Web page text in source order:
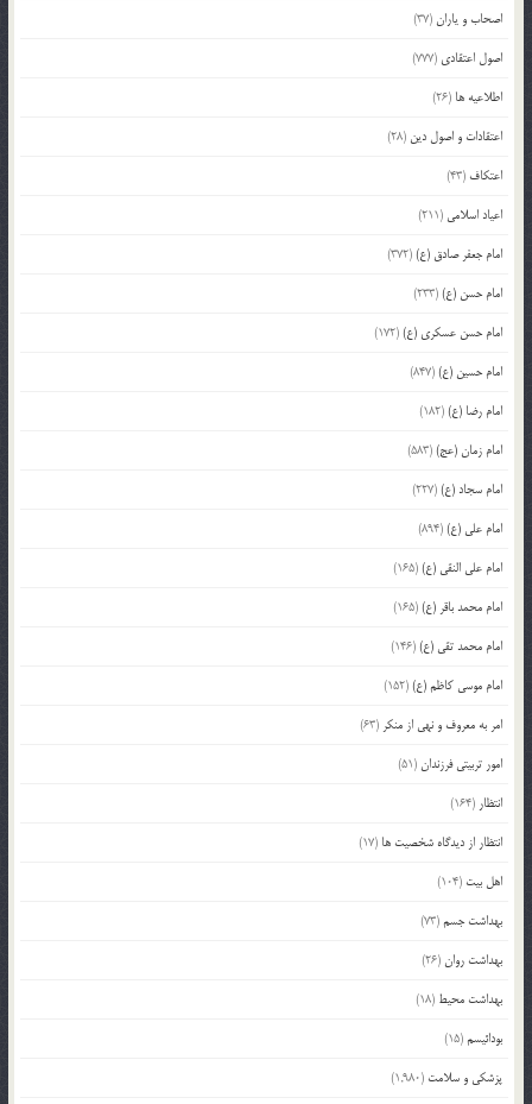
اصحاب و یاران(37)
اصول اعتقادی (777)
اطلاعیه ها (26)
اعتقادات و اصول دین (28)
اعتکاف (43)
اعیاد اسلامی (211)
امام جعفر صادق (ع)(372)
امام حسن (ع)(233)
امام حسن عسکری (ع)(172)
امام حسین (ع)(847)
امام رضا (ع)(182)
امام زمان (عج)(583)
امام سجاد (ع)(227)
امام علی (ع)(894)
امام علی النقی (ع)(165)
امام محمد باقر (ع)(165)
امام محمد تقی (ع)(146)
امام موسی کاظم (ع)(152)
امر به معروف و نهی از منکر (63)
امور تربیتی فرزندان(51)
انتظار (164)
انتظار از دیدگاه شخصیت ها (17)
اهل بیت (104)
بهداشت جسم(73)
بهداشت روان(26)
بهداشت محیط (18)
بودائیسم(15)
پزشکی و سلامت (1,980)